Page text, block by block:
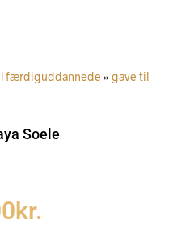
færdiguddannede » gave til
Soele
kr.